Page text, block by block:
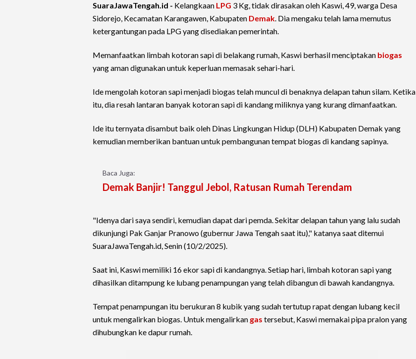
SuaraJawaTengah.id - Kelangkaan LPG 3 Kg, tidak dirasakan oleh Kaswi, 49, warga Desa
Sidorejo, Kecamatan Karangawen, Kabupaten Demak. Dia mengaku telah lama memutus
ketergantungan pada LPG yang disediakan pemerintah.
Memanfaatkan limbah kotoran sapi di belakang rumah, Kaswi berhasil menciptakan biogas
yang aman digunakan untuk keperluan memasak sehari-hari.
Ide mengolah kotoran sapi menjadi biogas telah muncul di benaknya delapan tahun silam. Ketika
itu, dia resah lantaran banyak kotoran sapi di kandang miliknya yang kurang dimanfaatkan.
Ide itu ternyata disambut baik oleh Dinas Lingkungan Hidup (DLH) Kabupaten Demak yang
kemudian memberikan bantuan untuk pembangunan tempat biogas di kandang sapinya.
Baca Juga:
Demak Banjir! Tanggul Jebol, Ratusan Rumah Terendam
"Idenya dari saya sendiri, kemudian dapat dari pemda. Sekitar delapan tahun yang lalu sudah
dikunjungi Pak Ganjar Pranowo (gubernur Jawa Tengah saat itu)," katanya saat ditemui
SuaraJawaTengah.id, Senin (10/2/2025).
Saat ini, Kaswi memiliki 16 ekor sapi di kandangnya. Setiap hari, limbah kotoran sapi yang
dihasilkan ditampung ke lubang penampungan yang telah dibangun di bawah kandangnya.
Tempat penampungan itu berukuran 8 kubik yang sudah tertutup rapat dengan lubang kecil
untuk mengalirkan biogas. Untuk mengalirkan gas tersebut, Kaswi memakai pipa pralon yang
dihubungkan ke dapur rumah.